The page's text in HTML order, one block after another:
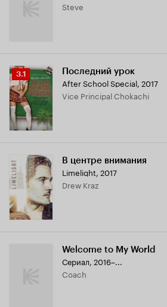
Steve
Рейтинг
Кинопоиска
3.1
3.1 Последний урок
After School Special, 2017
Vice Principal Chokachi
В центре внимания
Limelight, 2017
Drew Kraz
Welcome to My World
Сериал, 2016–...
Coach